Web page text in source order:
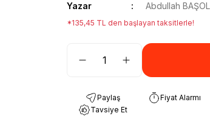
Yazar
Abdullah BAŞOL
*135,45 TL den başlayan taksitlerle!
Paylaş Fiyat Alarmı
Tavsiye Et